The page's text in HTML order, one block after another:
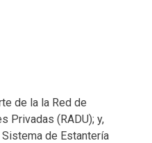
de la la Red de
Privadas (RADU); y,
de Estantería